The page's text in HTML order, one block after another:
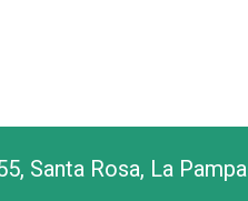
Santa Rosa, La Pampa